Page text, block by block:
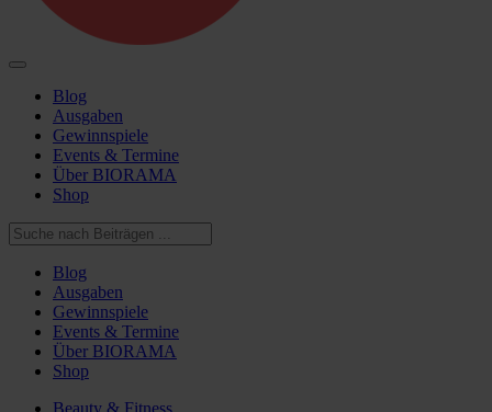
Blog
Ausgaben
Gewinnspiele
Events & Termine
Über BIORAMA
Shop
Blog
Ausgaben
Gewinnspiele
Events & Termine
Über BIORAMA
Shop
Beauty & Fitness